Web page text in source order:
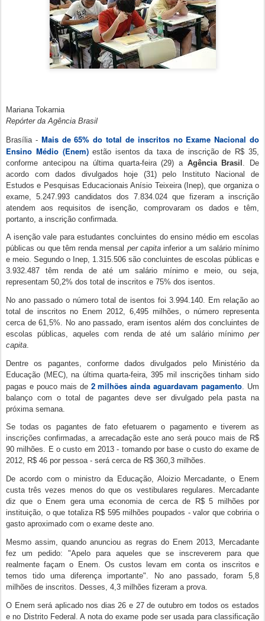
Mariana Tokarnia
Repórter da Agência Brasil
Brasília -Mais de 65% do total de inscritos no Exame Nacional do
Ensino Médio (Enem)estão isentos da taxa de inscrição de R$ 35,
conforme antecipou na última quarta-feira (29) a Agência Brasil . De
acordo com dados divulgados hoje (31) pelo Instituto Nacional de
Estudos e Pesquisas Educacionais Anísio Teixeira (Inep), que organiza o
exame, 5.247.993 candidatos dos 7.834.024 que fizeram a inscrição
atendem aos requisitos de isenção, comprovaram os dados e têm,
portanto, a inscrição confirmada.
A isenção vale para estudantes concluintes do ensino médio em escolas
públicas ou que têm renda mensal per capitainferior a um salário mínimo
e meio. Segundo o Inep, 1.315.506 são concluintes de escolas públicas e
3.932.487 têm renda de até um salário mínimo e meio, ou seja,
representam 50,2% dos total de inscritos e 75% dos isentos.
No ano passado o número total de isentos foi 3.994.140. Em relação ao
total de inscritos no Enem 2012, 6,495 milhões, o número representa
cerca de 61,5%. No ano passado, eram isentos além dos concluintes de
escolas públicas, aqueles com renda de até um salário mínimo per
capita.
Dentre os pagantes, conforme dados divulgados pelo Ministério da
Educação (MEC), na última quarta-feira, 395 mil inscrições tinham sido
pagas e pouco mais de2 milhões ainda aguardavam pagamento . Um
balanço com o total de pagantes deve ser divulgado pela pasta na
próxima semana.
Se todas os pagantes de fato efetuarem o pagamento e tiverem as
inscrições confirmadas, a arrecadação este ano será pouco mais de R$
90 milhões. E o custo em 2013 - tomando por base o custo do exame de
2012, R$ 46 por pessoa - será cerca de R$ 360,3 milhões.
De acordo com o ministro da Educação, Aloizio Mercadante, o Enem
custa três vezes menos do que os vestibulares regulares. Mercadante
diz que o Enem gera uma economia de cerca de R$ 5 milhões por
instituição, o que totaliza R$ 595 milhões poupados - valor que cobriria o
gasto aproximado com o exame deste ano.
Mesmo assim, quando anunciou as regras do Enem 2013, Mercadante
fez um pedido: "Apelo para aqueles que se inscreverem para que
realmente façam o Enem. Os custos levam em conta os inscritos e
temos tido uma diferença importante". No ano passado, foram 5,8
milhões de inscritos. Desses, 4,3 milhões fizeram a prova.
O Enem será aplicado nos dias 26 e 27 de outubro em todos os estados
e no Distrito Federal. A nota do exame pode ser usada para classificação